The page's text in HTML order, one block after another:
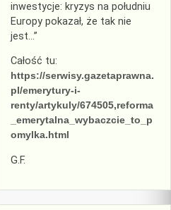
inwestycje: kryzys na południu
Europy pokazał, że tak nie
jest…”
Całość tu:
https://serwisy.gazetaprawna.
pl/emerytury-i-
renty/artykuly/674505,reforma
_emerytalna_wybaczcie_to_p
omylka.html
G.F.